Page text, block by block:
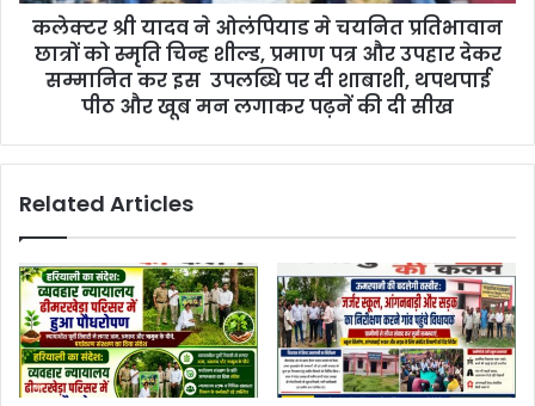
कलेक्टर श्री यादव ने ओलंपियाड मे चयनित प्रतिभावान
छात्रों को स्मृति चिन्ह शील्ड, प्रमाण पत्र और उपहार देकर
सम्मानित कर इस उपलब्धि पर दी शाबाशी, थपथपाई
पीठ और खूब मन लगाकर पढ़नें की दी सीख
Related Articles